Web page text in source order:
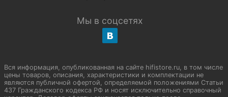
Мы в соцсетях
Вся информация, опубликованная на сайте hifistore.ru, в том числе
цены товаров, описания, характеристики и комплектации не
являются публичной офертой, определяемой положениями Статьи
437 Гражданского кодекса РФ и носят исключительно справочный